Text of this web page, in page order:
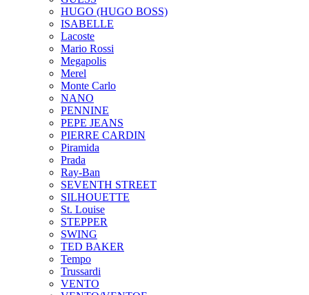
HUGO (HUGO BOSS)
ISABELLE
Lacoste
Mario Rossi
Megapolis
Merel
Monte Carlo
NANO
PENNINE
PEPE JEANS
PIERRE CARDIN
Piramida
Prada
Ray-Ban
SEVENTH STREET
SILHOUETTE
St. Louise
STEPPER
SWING
TED BAKER
Tempo
Trussardi
VENTO